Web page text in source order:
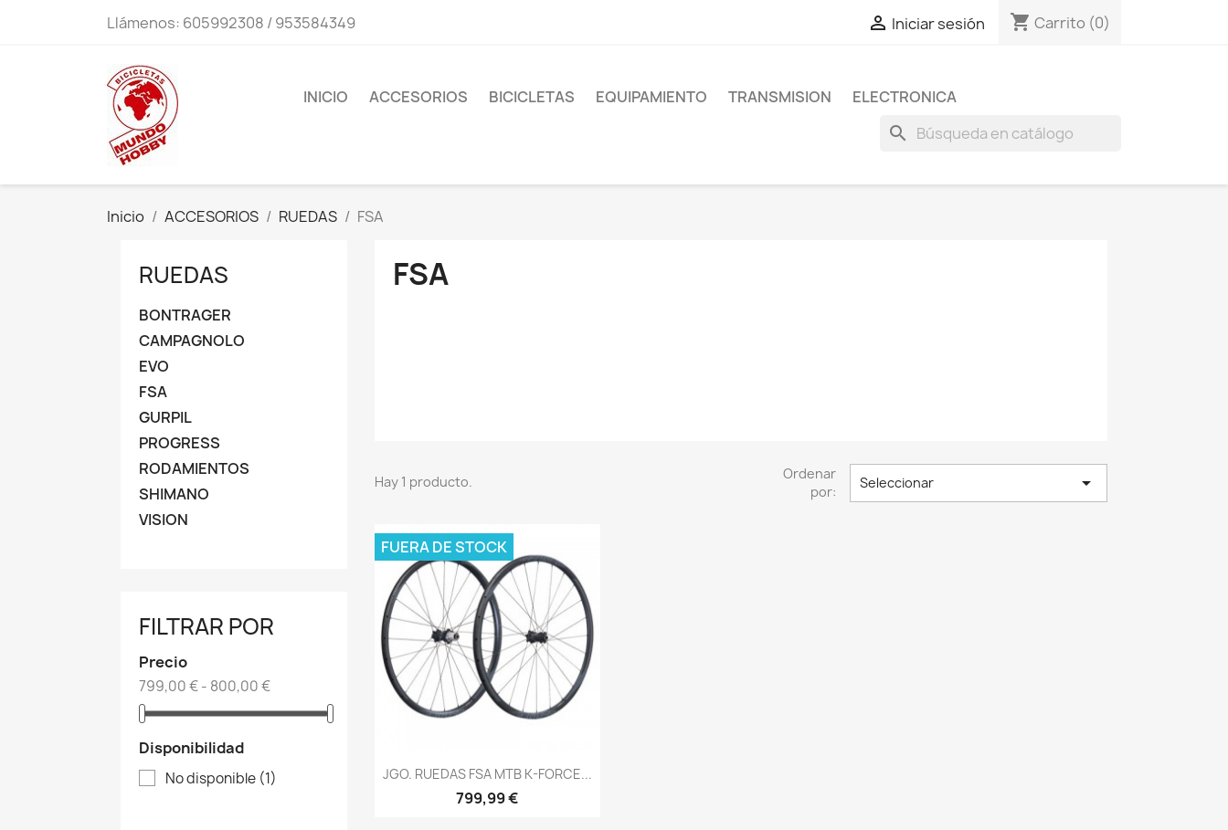
Llámenos: 605992308 / 953584349  Iniciar sesión shopping_cart Carrito (0)
INICIO ACCESORIOS BICICLETAS EQUIPAMIENTO TRANSMISION ELECTRONICA
search
Inicio ACCESORIOS RUEDAS FSA
RUEDAS
BONTRAGER
CAMPAGNOLO
EVO
FSA
GURPIL
PROGRESS
RODAMIENTOS
SHIMANO
VISION
FILTRAR POR
Precio
799,00 € - 800,00 €
Disponibilidad
No disponible (1)
FSA
Hay 1 producto.
Ordenar
por:
Seleccionar 
Vista rápida
JGO. RUEDAS FSA MTB K-FORCE...
799,99 €
FUERA DE STOCK